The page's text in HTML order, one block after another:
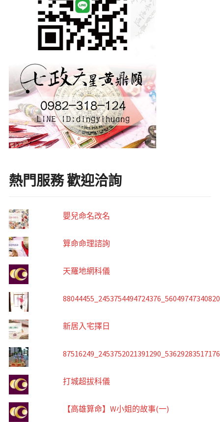
熱門服務 歡迎洽詢
嬰兒命名改名
算命命理諮詢
天羅地網科儀
新居入宅擇日
打城超拔科儀
【高雄算命】W小姐的故事(一)